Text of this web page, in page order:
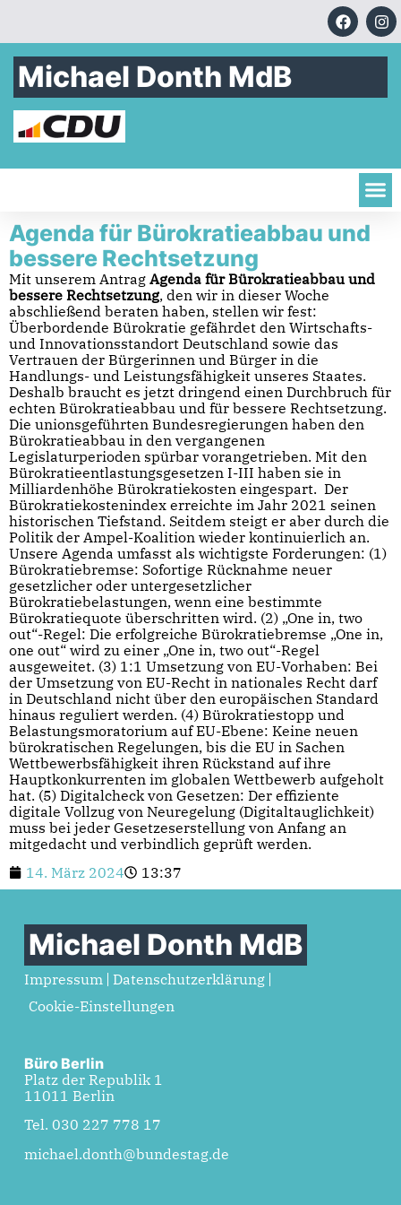
Michael Donth MdB
Agenda für Bürokratieabbau und
bessere Rechtsetzung
Mit unserem Antrag Agenda für Bürokratieabbau und
bessere Rechtsetzung, den wir in dieser Woche
abschließend beraten haben, stellen wir fest:
Überbordende Bürokratie gefährdet den Wirtschafts-
und Innovationsstandort Deutschland sowie das
Vertrauen der Bürgerinnen und Bürger in die
Handlungs- und Leistungsfähigkeit unseres Staates.
Deshalb braucht es jetzt dringend einen Durchbruch für
echten Bürokratieabbau und für bessere Rechtsetzung.
Die unionsgeführten Bundesregierungen haben den
Bürokratieabbau in den vergangenen
Legislaturperioden spürbar vorangetrieben. Mit den
Bürokratieentlastungsgesetzen I-III haben sie in
Milliardenhöhe Bürokratiekosten eingespart. Der
Bürokratiekostenindex erreichte im Jahr 2021 seinen
historischen Tiefstand. Seitdem steigt er aber durch die
Politik der Ampel-Koalition wieder kontinuierlich an.
Unsere Agenda umfasst als wichtigste Forderungen: (1)
Bürokratiebremse: Sofortige Rücknahme neuer
gesetzlicher oder untergesetzlicher
Bürokratiebelastungen, wenn eine bestimmte
Bürokratiequote überschritten wird. (2) „One in, two
out“-Regel: Die erfolgreiche Bürokratiebremse „One in,
one out“ wird zu einer „One in, two out“-Regel
ausgeweitet. (3) 1:1 Umsetzung von EU-Vorhaben: Bei
der Umsetzung von EU-Recht in nationales Recht darf
in Deutschland nicht über den europäischen Standard
hinaus reguliert werden. (4) Bürokratiestopp und
Belastungsmoratorium auf EU-Ebene: Keine neuen
bürokratischen Regelungen, bis die EU in Sachen
Wettbewerbsfähigkeit ihren Rückstand auf ihre
Hauptkonkurrenten im globalen Wettbewerb aufgeholt
hat. (5) Digitalcheck von Gesetzen: Der effiziente
digitale Vollzug von Neuregelung (Digitaltauglichkeit)
muss bei jeder Gesetzeserstellung von Anfang an
mitgedacht und verbindlich geprüft werden.
14. März 2024
13:37
Michael Donth MdB
Impressum
Datenschutzerklärung
Cookie-Einstellungen
Büro Berlin
Platz der Republik 1
11011 Berlin
Tel. 030 227 778 17
michael.donth@bundestag.de